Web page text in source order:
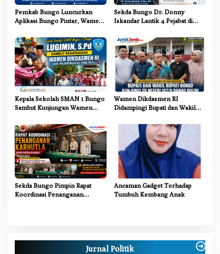
Pemkab Bungo Luncurkan
Aplikasi Bungo Pintar, Wamen
Pendidikan yang Progresif
Sekda Bungo Dr. Donny
Iskandar Lantik 4 Pejabat di
Kepala Sekolah SMAN 1 Bungo
Sambut Kunjungan Wamen
PJJ untuk Anak Putus Sekolah
Wamen Dikdasmen RI
Didampingi Bupati dan Wakil
SD Negeri 107/II Danau Buluh
Sekda Bungo Pimpin Rapat
Koordinasi Penanganan
Ancaman Gadget Terhadap
Tumbuh Kembang Anak
Jurnal Politik